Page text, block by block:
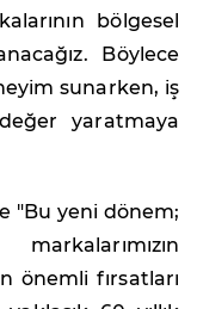
bölgesel
Böylece
sunarken, iş
yaratmaya
"Bu yeni dönem;
önemli fırsatları